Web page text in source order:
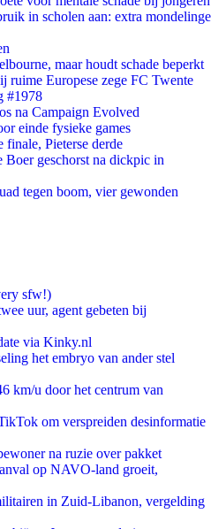
in scholen aan: extra mondelinge
maar houdt schade beperkt
ruime Europese zege FC Twente
#1978
na Campaign Evolved
einde fysieke games
Pieterse derde
geschorst na dickpic in
tegen boom, vier gewonden
sfw!)
uur, agent gebeten bij
via Kinky.nl
het embryo van ander stel
km/u door het centrum van
om verspreiden desinformatie
na ruzie over pakket
op NAVO-land groeit,
in Zuid-Libanon, vergelding